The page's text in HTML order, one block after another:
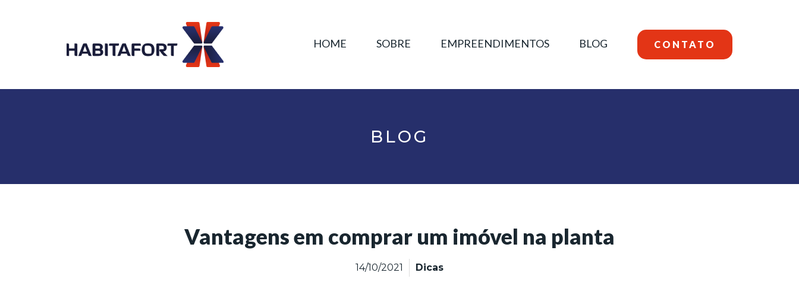
HOME SOBRE EMPREENDIMENTOS BLOG CONTATO
BLOG
Vantagens em comprar um imóvel na planta
14/10/2021 Dicas